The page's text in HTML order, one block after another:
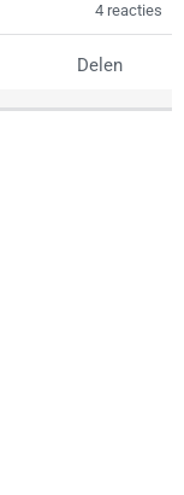
4 reacties
Delen